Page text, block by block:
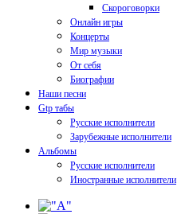
Скороговорки
Онлайн игры
Концерты
Мир музыки
От себя
Биографии
Наши песни
Gtp табы
Русские исполнители
Зарубежные исполнители
Альбомы
Русские исполнители
Иностранные исполнители